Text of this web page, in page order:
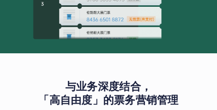
与业务深度结合，
「高自由度」的票务营销管理